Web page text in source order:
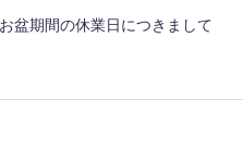
盆期間の休業日につきまして